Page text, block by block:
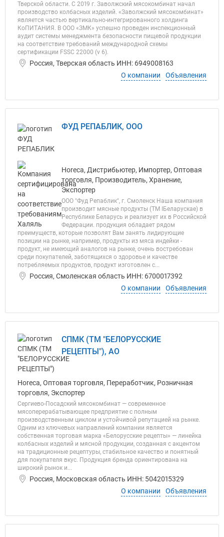
Тверской области. С 2019 г. Заволжский мясокомбинат начал
производство колбасных изделий. «Заволжский мясокомбинат»
является частью вертикально-интегрированного холдинга
КоПИТАНИЯ. В ООО «ЗМК» успешно проведен инспекционный
аудит системы менеджмента безопасности пищевой продукции
на соответствие требований международной схемы
сертификации FSSC 22000 (v 6).
Россия, Тверская область ИНН: 6949008163
О компании
Объявления
ФУД РЕПАБЛИК, ООО
Horeca, Дистрибьютер, Импортер, Оптовая
торговля, Производитель, Хранение,
Экспортер
ООО "Фуд Репаблик", г. Смоленск Наша компания
производит мясные продукты (ТМ IБеларускае) в
Республике Беларусь и реализует их в Российской
Федерации. продукция обладает рядом
преимуществ, которые позволят Вам занять лидирующие
позиции на рынке, например, продукты из мяса индейки -
продукт, не имеющий аналогов на рынке, очень востребован
среди покупателей, заботящихся о здоровье и качестве
потребляемых продуктов, продукт изготовлен с...
Россия, Смоленская область ИНН: 6700017392
О компании
Объявления
СПМК (ТМ "БЕЛОРУССКИЕ
РЕЦЕПТЫ"), АО
Horeca, Оптовая торговля, Переработчик, Розничная
торговля, Экспортер
Сергиево-Посадский мясокомбинат — современное
мясоперерабатывающее предприятие с полным
производственным циклом и устойчивой репутацией на рынке.
Одним из ключевых направлений компании является
собственная торговая марка «Белорусские рецепты» — линейка
колбасных изделий и мясной продукции, созданная с акцентом
на традиционные рецептуры, стабильное качество и понятный
для покупателя вкус. Продукция бренда ориентирована на
широкий рынок и...
Россия, Московская область ИНН: 5042015329
О компании
Объявления